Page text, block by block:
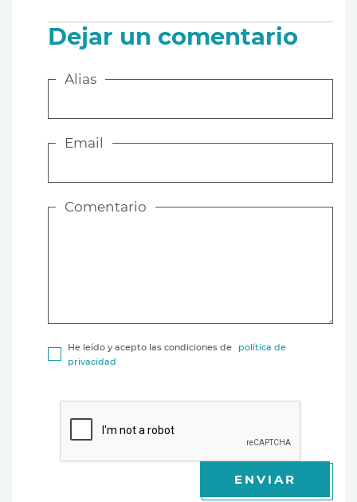
Dejar un comentario
Alias
Email
Comentario
He leído y acepto las condiciones de
política de
privacidad
ENVIAR